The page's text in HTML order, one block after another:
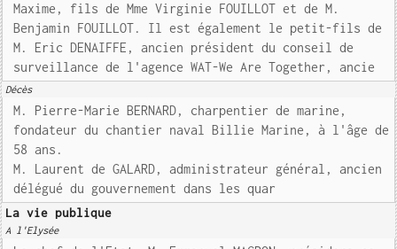
Maxime, fils de Mme Virginie FOUILLOT et de M.
Benjamin FOUILLOT. Il est également le petit-fils de
M. Eric DENAIFFE, ancien président du conseil de
surveillance de l'agence WAT-We Are Together, ancie
Décès
M. Pierre-Marie BERNARD, charpentier de marine,
fondateur du chantier naval Billie Marine, à l'âge de
58 ans.
M. Laurent de GALARD, administrateur général, ancien
délégué du gouvernement dans les quar
La vie publique
A l'Elysée